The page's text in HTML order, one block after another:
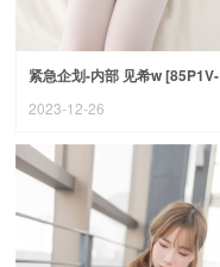
紧急企划-内部 见希w [85P1V-
2.64G]
2023-12-26